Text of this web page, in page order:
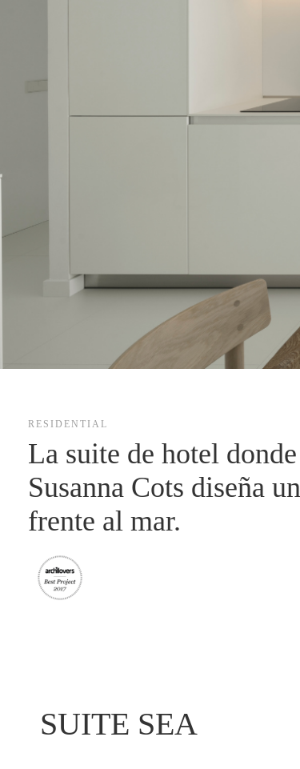
RESIDENTIAL
La suite de hotel
Susanna Cots diseña
frente al mar.
SUITE SEA